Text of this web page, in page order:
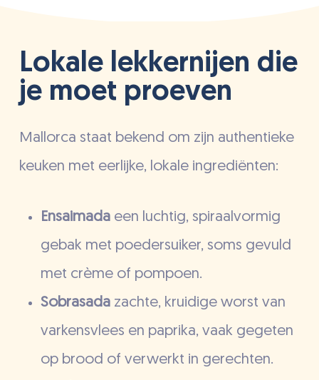
Lokale lekkernijen die
je moet proeven
Mallorca staat bekend om zijn authentieke
keuken met eerlijke, lokale ingrediënten:
Ensaimadaeen luchtig, spiraalvormig
gebak met poedersuiker, soms gevuld
met crème of pompoen.
Sobrasadazachte, kruidige worst van
varkensvlees en paprika, vaak gegeten
op brood of verwerkt in gerechten.